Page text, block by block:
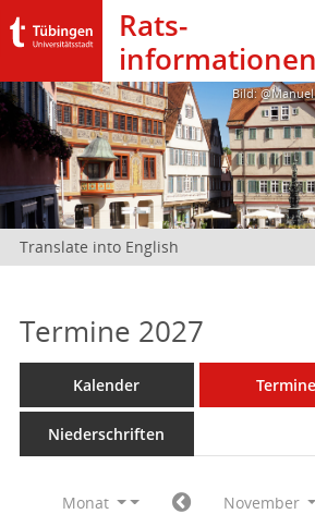
Rats­
informationen
Bild:
Translate into English
Termine 2027
Kalender Termine
Niederschriften
Monat
November